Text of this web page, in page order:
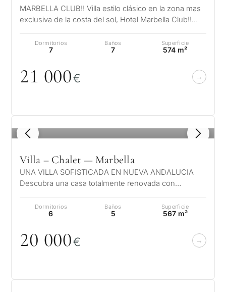
MARBELLA CLUB!! Villa estilo clásico en la zona mas
exclusiva de la costa del sol, Hotel Marbella Club!!
Dormitorios
7
Baños
7
Superficie
574 m²
21 000€
1 / 8
Villa – Chalet — Marbella
UNA VILLA SOFISTICADA EN NUEVA ANDALUCIA
Descubra una casa totalmente renovada con
Dormitorios
6
Baños
5
Superficie
567 m²
20 000€